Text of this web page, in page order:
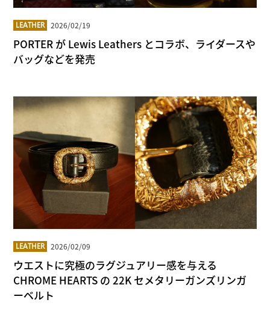
LEATHER 2026/02/19
PORTER が Lewis Leathers とコラボ、ライダースや
バッグなどを発売
LEATHER 2026/02/09
ウエストに究極のラグジュアリー感を与える
CHROME HEARTS の 22K セメタリーガンズリンガ
ーベルト